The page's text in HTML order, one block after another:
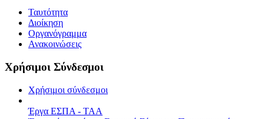
Ταυτότητα
Διοίκηση
Οργανόγραμμα
Ανακοινώσεις
Χρήσιμοι Σύνδεσμοι
Χρήσιμοι σύνδεσμοι
Έργα ΕΣΠΑ - ΤΑΑ